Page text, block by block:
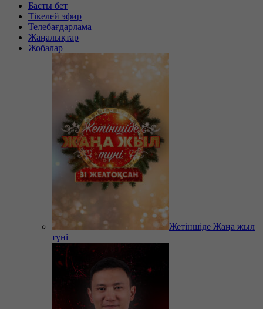
Басты бет
Тікелей эфир
Телебағдарлама
Жаңалықтар
Жобалар
Жетіншіде Жаңа жыл
түні